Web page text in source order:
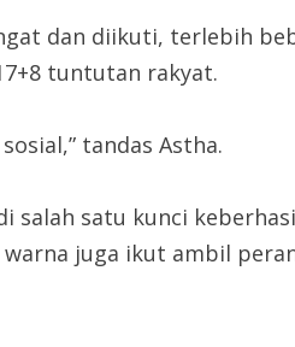
dan diikuti, terlebih
tuntutan rakyat.
tandas Astha.
satu kunci
juga ikut ambil